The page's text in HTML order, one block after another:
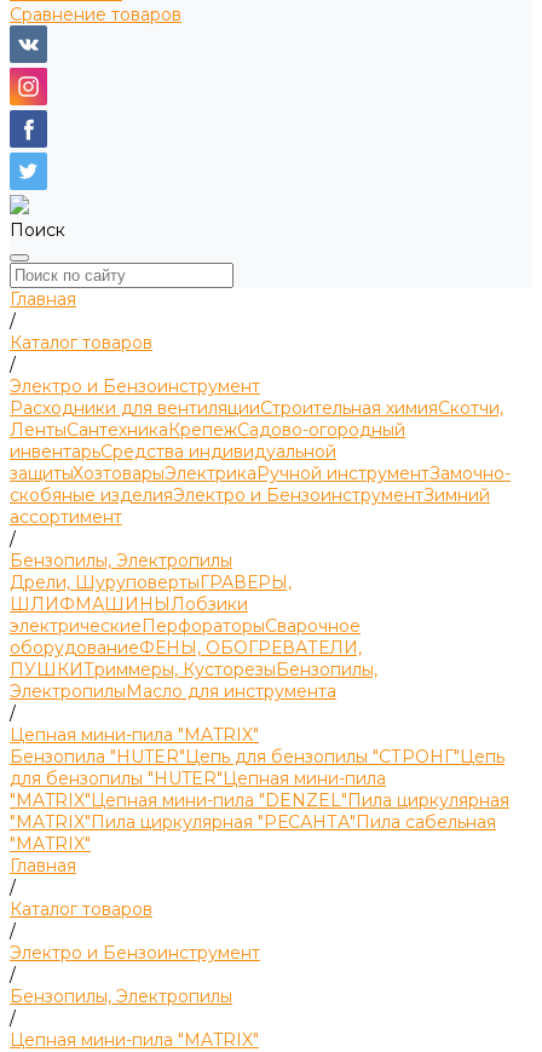
Сравнение товаров
Поиск
Главная
/
Каталог товаров
/
Электро и Бензоинструмент
Расходники для вентиляцииСтроительная химияСкотчи,
ЛентыСантехникаКрепежСадово-огородный
инвентарьСредства индивидуальной
защитыХозтоварыЭлектрикаРучной инструментЗамочно-
скобяные изделияЭлектро и БензоинструментЗимний
ассортимент
/
Бензопилы, Электропилы
Дрели, ШуруповертыГРАВЕРЫ,
ШЛИФМАШИНЫЛобзики
электрическиеПерфораторыСварочное
оборудованиеФЕНЫ, ОБОГРЕВАТЕЛИ,
ПУШКИТриммеры, КусторезыБензопилы,
ЭлектропилыМасло для инструмента
/
Цепная мини-пила "MATRIX"
Бензопила "HUTER"Цепь для бензопилы "СТРОНГ"Цепь
для бензопилы "HUTER"Цепная мини-пила
"MATRIX"Цепная мини-пила "DENZEL"Пила циркулярная
"MATRIX"Пила циркулярная "РЕСАНТА"Пила сабельная
"MATRIX"
Главная
/
Каталог товаров
/
Электро и Бензоинструмент
/
Бензопилы, Электропилы
/
Цепная мини-пила "MATRIX"